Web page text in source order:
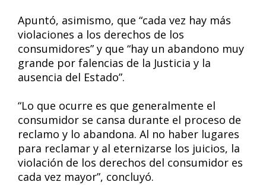
Apuntó, asimismo, que “cada vez hay más
violaciones a los derechos de los
consumidores” y que “hay un abandono muy
grande por falencias de la Justicia y la
ausencia del Estado”.
“Lo que ocurre es que generalmente el
consumidor se cansa durante el proceso de
reclamo y lo abandona. Al no haber lugares
para reclamar y al eternizarse los juicios, la
violación de los derechos del consumidor es
cada vez mayor”, concluyó.